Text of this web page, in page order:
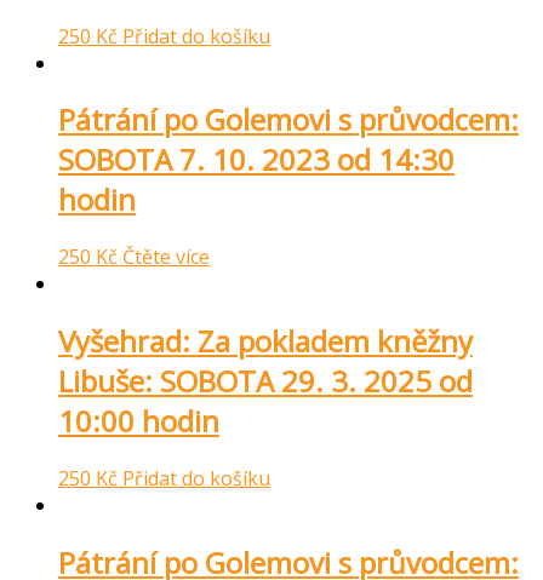
250 Kč Přidat do košíku
Pátrání po Golemovi s průvodcem:
SOBOTA 7. 10. 2023 od 14:30
hodin
250 Kč Čtěte více
Vyšehrad: Za pokladem kněžny
Libuše: SOBOTA 29. 3. 2025 od
10:00 hodin
250 Kč Přidat do košíku
Pátrání po Golemovi s průvodcem: